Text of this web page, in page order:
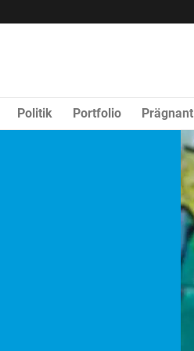
Politik Portfolio Prägnant